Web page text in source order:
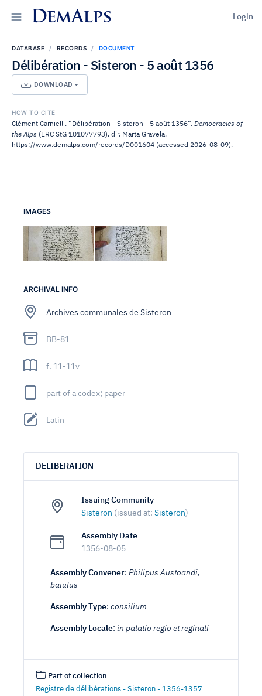
DemAlps Login
DATABASE RECORDS DOCUMENT
Délibération - Sisteron - 5 août 1356
DOWNLOAD
HOW TO CITE
Clément Carnielli. “Délibération - Sisteron - 5 août 1356”. Democracies of
the Alps (ERC StG 101077793), dir. Marta Gravela.
https://www.demalps.com/records/D001604 (accessed 2026-08-09).
IMAGES
ARCHIVAL INFO
Archives communales de Sisteron
BB-81
f. 11-11v
part of a codex; paper
Latin
DELIBERATION
Issuing Community
Sisteron (issued at: Sisteron)
Assembly Date
1356-08-05
Assembly Convener: Philipus Austoandi,
baiulus
Assembly Type: consilium
Assembly Locale: in palatio regio et reginali
Part of collection
Registre de délibérations - Sisteron - 1356-1357